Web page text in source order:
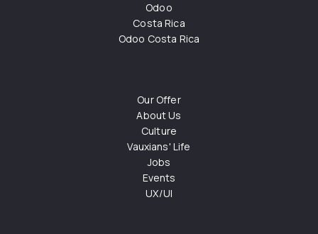
Odoo
Costa Rica
Odoo Costa Rica
Our Offer
About Us
Culture
Vauxians' Life
Jobs
Events
UX/UI